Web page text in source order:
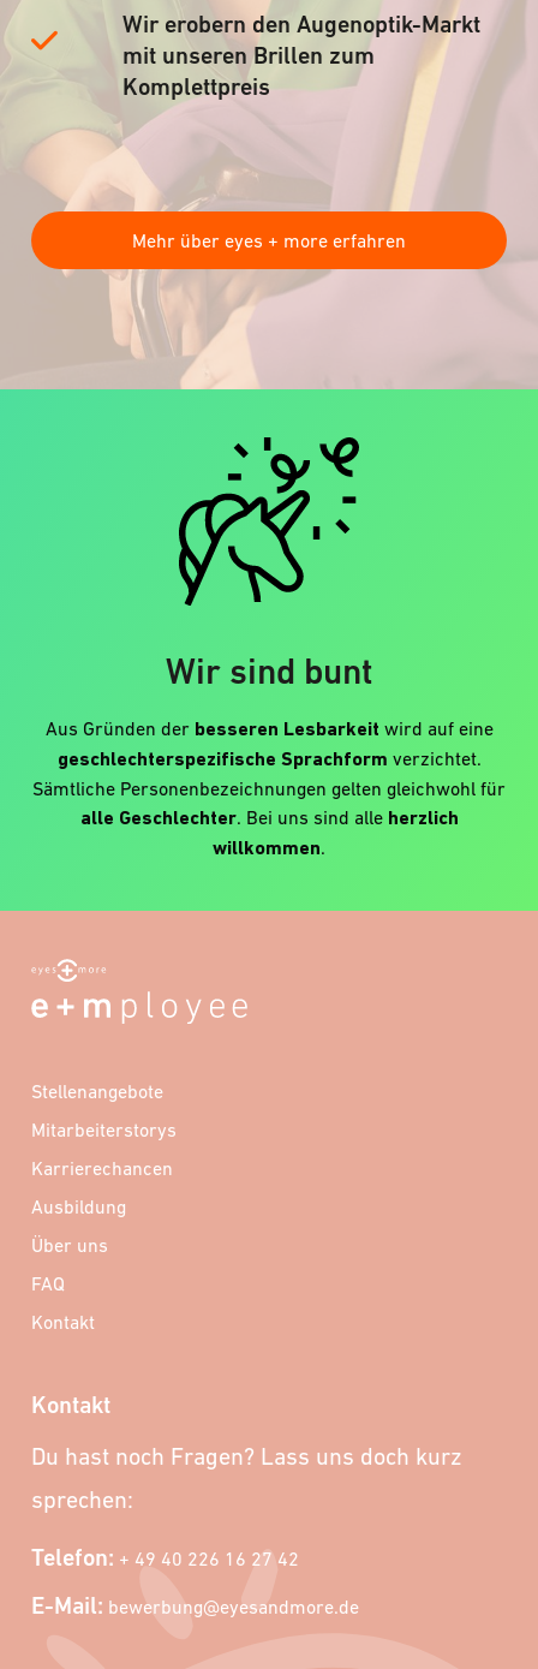
Wir erobern den Augenoptik-Markt
mit unseren Brillen zum
Komplettpreis
Mehr über eyes + more erfahren
Wir sind bunt
Aus Gründen der besseren Lesbarkeit wird auf eine
geschlechterspezifische Sprachform verzichtet.
Sämtliche Personenbezeichnungen gelten gleichwohl für
alle Geschlechter. Bei uns sind alle herzlich
willkommen.
Stellenangebote
Mitarbeiterstorys
Karrierechancen
Ausbildung
Über uns
FAQ
Kontakt
Kontakt
Du hast noch Fragen? Lass uns doch kurz
sprechen:
Telefon: + 49 40 226 16 27 42
E-Mail: bewerbung@eyesandmore.de